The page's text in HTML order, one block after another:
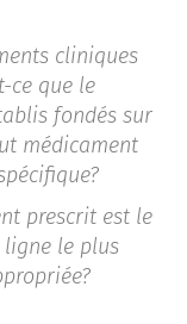
cliniques
ce que le
fondés sur
médicament
prescrit est le
ligne le plus